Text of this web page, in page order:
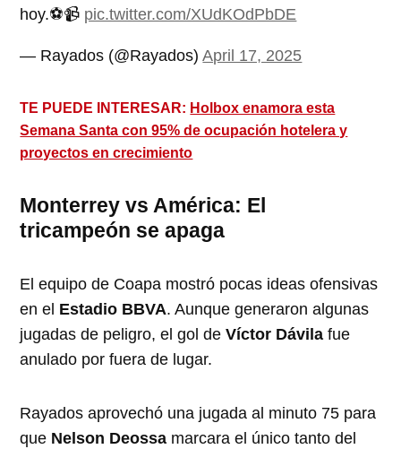
hoy.⚽📹 pic.twitter.com/XUdKOdPbDE
— Rayados (@Rayados)April 17, 2025
TE PUEDE INTERESAR: Holbox enamora esta
Semana Santa con 95% de ocupación hotelera y
proyectos en crecimiento
Monterrey vs América: El
tricampeón se apaga
El equipo de Coapa mostró pocas ideas ofensivas
en el Estadio BBVA. Aunque generaron algunas
jugadas de peligro, el gol deVíctor Dávila fue
anulado por fuera de lugar.
Rayados aprovechó una jugada al minuto 75 para
que Nelson Deossa marcara el único tanto del